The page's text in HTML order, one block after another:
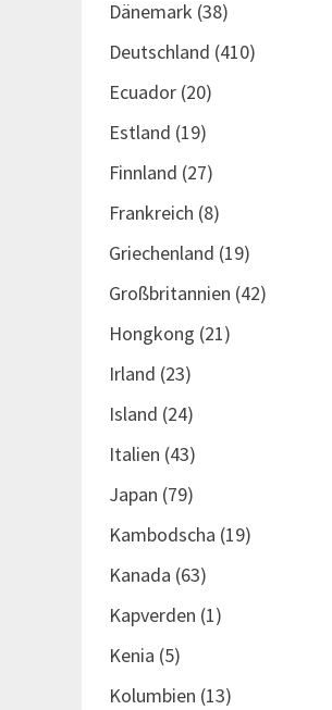
Dänemark (38)
Deutschland (410)
Ecuador(20)
Estland (19)
Finnland (27)
Frankreich (8)
Griechenland (19)
Großbritannien (42)
Hongkong (21)
Irland (23)
Island (24)
Italien (43)
Japan (79)
Kambodscha (19)
Kanada (63)
Kapverden (1)
Kenia (5)
Kolumbien (13)